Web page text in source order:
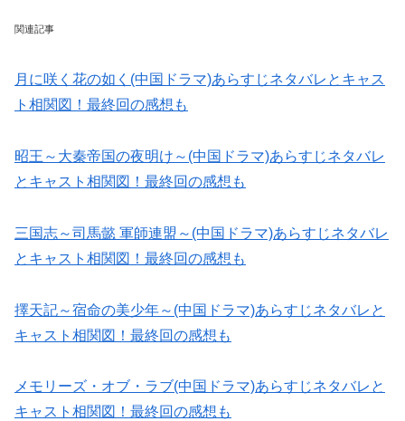
関連記事
月に咲く花の如く(中国ドラマ)あらすじネタバレとキャス
ト相関図！最終回の感想も
昭王～大秦帝国の夜明け～(中国ドラマ)あらすじネタバレ
とキャスト相関図！最終回の感想も
三国志～司馬懿 軍師連盟～(中国ドラマ)あらすじネタバレ
とキャスト相関図！最終回の感想も
擇天記～宿命の美少年～(中国ドラマ)あらすじネタバレと
キャスト相関図！最終回の感想も
メモリーズ・オブ・ラブ(中国ドラマ)あらすじネタバレと
キャスト相関図！最終回の感想も